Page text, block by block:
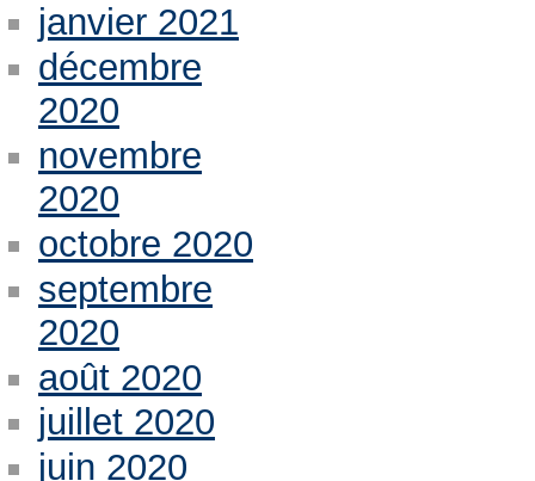
janvier 2021
décembre
2020
novembre
2020
octobre 2020
septembre
2020
août 2020
juillet 2020
juin 2020